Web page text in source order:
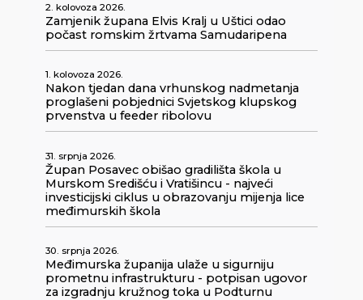
2. kolovoza 2026.
Zamjenik župana Elvis Kralj u Uštici odao
počast romskim žrtvama Samudaripena
1. kolovoza 2026.
Nakon tjedan dana vrhunskog nadmetanja
proglašeni pobjednici Svjetskog klupskog
prvenstva u feeder ribolovu
31. srpnja 2026.
Župan Posavec obišao gradilišta škola u
Murskom Središću i Vratišincu - najveći
investicijski ciklus u obrazovanju mijenja lice
međimurskih škola
30. srpnja 2026.
Međimurska županija ulaže u sigurniju
prometnu infrastrukturu - potpisan ugovor
za izgradnju kružnog toka u Podturnu